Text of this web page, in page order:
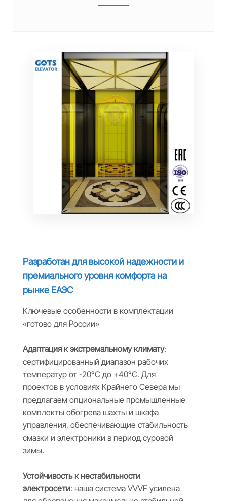
Разработан для высокой надежности и
премиального уровня комфорта на
рынке ЕАЭС
Ключевые особенности в комплектации
«готово для России»
Адаптация к экстремальному климату:
сертифицированный диапазон рабочих
температур от -20°C до +40°C. Для
проектов в условиях Крайнего Севера мы
предлагаем опциональные промышленные
комплекты обогрева шахты и шкафа
управления, обеспечивающие стабильность
смазки и электроники в период суровой
зимы.
Устойчивость к нестабильности
электросети: наша система VVVF усилена